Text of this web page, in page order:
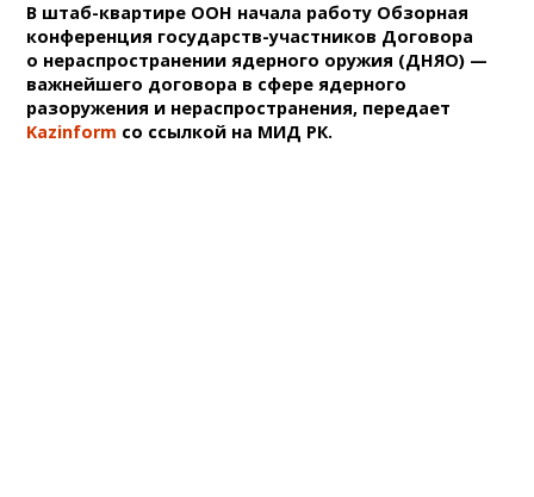
В штаб-квартире ООН начала работу Обзорная
конференция государств-участников Договора
о нераспространении ядерного оружия (ДНЯО) —
важнейшего договора в сфере ядерного
разоружения и нераспространения, передает
Kazinform со ссылкой на МИД РК.